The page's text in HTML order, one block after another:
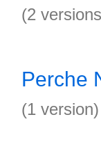
(2
Perche
(1 version)